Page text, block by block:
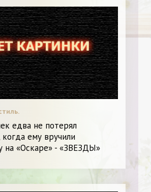
едва не потерял
когда ему вручили
на «Оскаре» - «ЗВЕЗДЫ»